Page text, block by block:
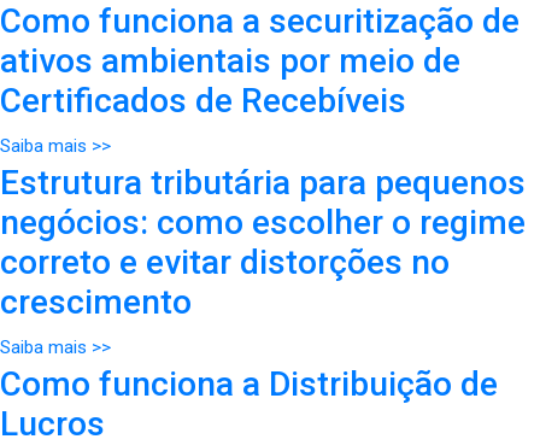
Como funciona a securitização de
ativos ambientais por meio de
Certificados de Recebíveis
Saiba mais >>
Estrutura tributária para pequenos
negócios: como escolher o regime
correto e evitar distorções no
crescimento
Saiba mais >>
Como funciona a Distribuição de
Lucros